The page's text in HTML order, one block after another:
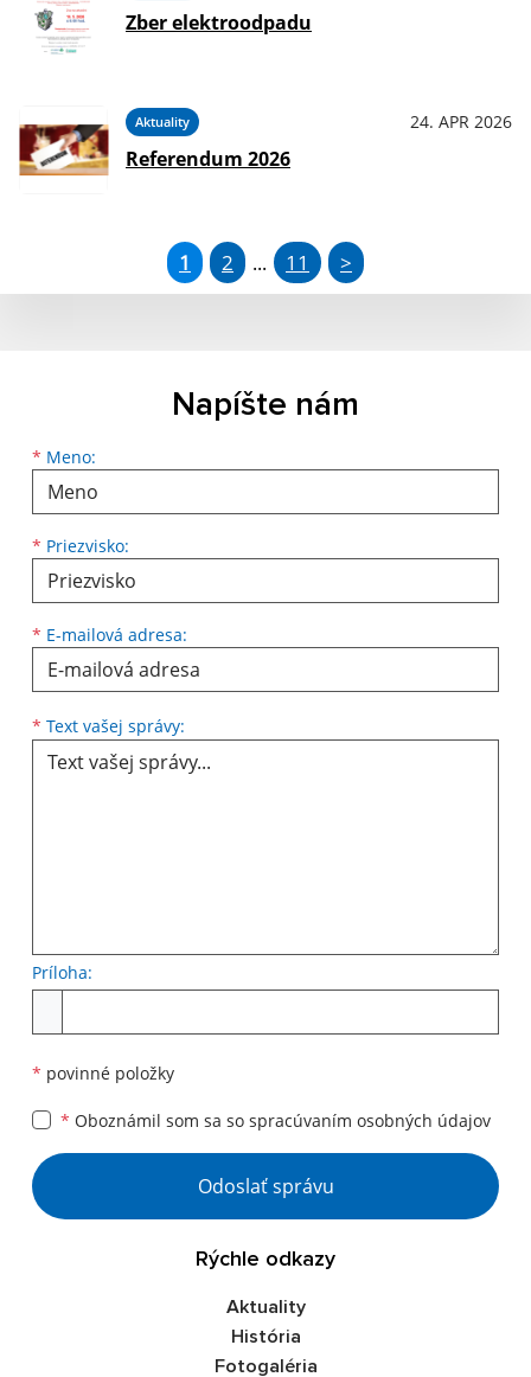
Zber elektroodpadu
Aktuality 24. APR 2026
Referendum 2026
1 2 ... 11 >
Napíšte nám
* Meno:
* Priezvisko:
* E-mailová adresa:
* Text vašej správy:
Príloha:
* povinné položky
* Oboznámil som sa so spracúvaním osobných údajov
Odoslať správu
Rýchle odkazy
Aktuality
História
Fotogaléria